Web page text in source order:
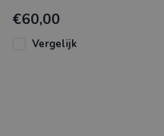
zon. Speciaal ontworpen
voor
€60,00
Vergelijk